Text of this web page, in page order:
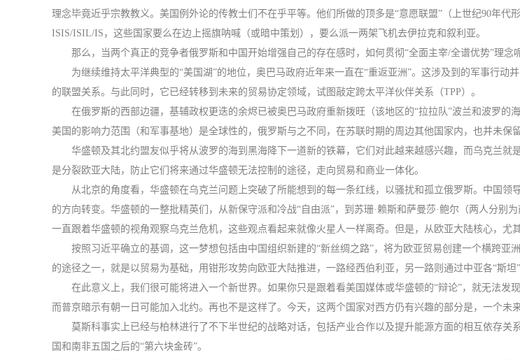
理念毕竟近乎宗教教义。美国例外论的传教士们不在乎平等。他们所做的顶多是“意愿联盟”（上世纪90年代
ISIS/ISIL/IS，这些国家要么在边上摇旗呐喊（或暗中策划），要么派一两架飞机去伊拉克和叙利亚。
那么，当两个真正的竞争者俄罗斯和中国开始增强自己的存在感时，如何贯彻“全面主宰/全谱优势”理
为继续维持太平洋典型的“美国湖”的地位，奥巴马政府近年来一直在“重返亚洲”。这涉及到的军事行
的联盟关系。与此同时，它已经转移到未来的贸易协定领域，试图敲定跨太平洋伙伴关系（TPP）。
在俄罗斯的西部边疆，基辅政权更迭的余烬已被奥巴马政府重新拨旺（该地区的“拉拉队”波兰和波罗的
美国的影响力范围（和军事基地）是全球性的，俄罗斯与之不同，在苏联时期的周边其他国家内，也并未保
华盛顿及其北约盟友似乎将从波罗的海到黑海降下一道新的铁幕，它们对此越来越感兴趣，而乌克兰
是分裂欧亚大陆，防止它们将来通过华盛顿无法控制的途径，走向贸易和商业一体化。
从北京的角度看，华盛顿在乌克兰问题上突破了所能想到的每一条红线，以骚扰和孤立俄罗斯。中国
的方向转变。华盛顿的一整批精英们，从新保守派和冷战“自由派”，到苏珊·赖斯和萨曼莎·鲍尔（两人分
一直跟着华盛顿的视角观察乌克兰危机，这些观点看起来就像火星人一样离奇。但是，从欧亚大陆核心，尤
按照习近平确立的基调，这一梦想包括由中国组织新建的“新丝绸之路”，将为欧亚贸易创建一个横跨
的途径之一，就是以贸易为基础，用钳形攻势向欧亚大陆推进，一路经西伯利亚，另一路则通过中亚各“斯坦”
在此意义上，我们很可能将进入一个新世界。如果你只是跟着看美国媒体或华盛顿的“辩论”，就无法
而普京暗示有朝一日可能加入北约。再也不是这样了。今天，这两个国家对西方仍有兴趣的部分是，一个未
莫斯科事实上已经与柏林进行了不下半世纪的战略对话，包括产业合作以及提升能源方面的相互依存
国和南非五国之后的“第六块金砖”。